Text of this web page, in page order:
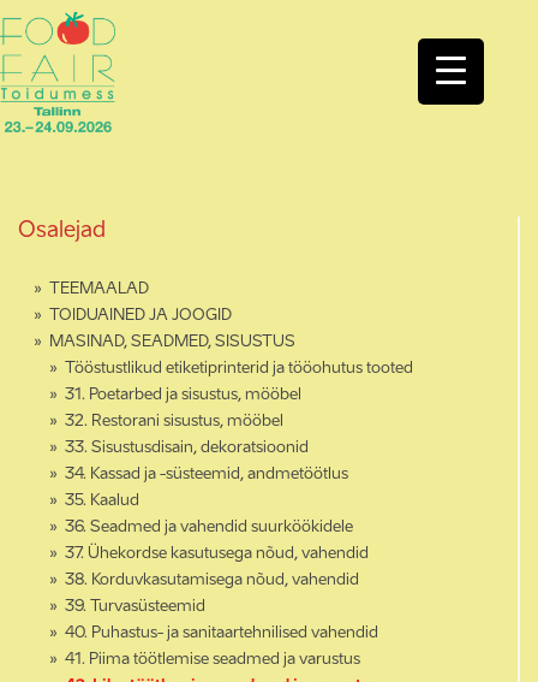
Osalejad
TEEMAALAD
TOIDUAINED JA JOOGID
MASINAD, SEADMED, SISUSTUS
Tööstustlikud etiketiprinterid ja tööohutus tooted
31. Poetarbed ja sisustus, mööbel
32. Restorani sisustus, mööbel
33. Sisustusdisain, dekoratsioonid
34. Kassad ja -süsteemid, andmetöötlus
35. Kaalud
36. Seadmed ja vahendid suurköökidele
37. Ühekordse kasutusega nõud, vahendid
38. Korduvkasutamisega nõud, vahendid
39. Turvasüsteemid
40. Puhastus- ja sanitaartehnilised vahendid
41. Piima töötlemise seadmed ja varustus